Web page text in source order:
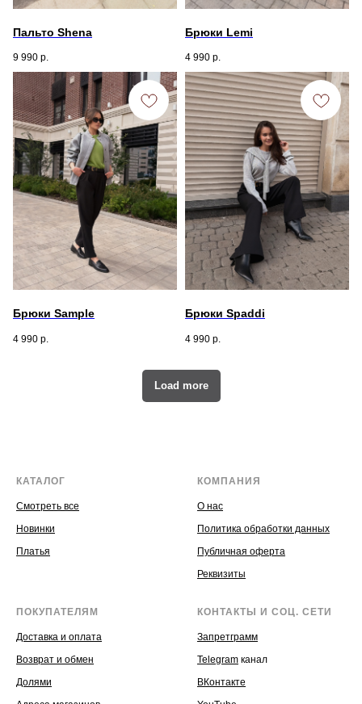
Пальто Shena
9 990 р.
Брюки Lemi
4 990 р.
Брюки Sample
4 990 р.
Брюки Spaddi
4 990 р.
Load more
КАТАЛОГ
Смотреть все
Новинки
Платья
КОМПАНИЯ
О нас
Политика обработки данных
Публичная оферта
Реквизиты
ПОКУПАТЕЛЯМ
Доставка и оплата
Возврат и обмен
Долями
КОНТАКТЫ И СОЦ. СЕТИ
Запретграмм
Telegram канал
ВКонтакте